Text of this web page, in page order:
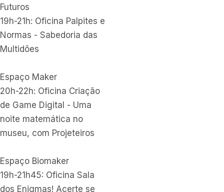
Futuros
19h-21h: Oficina Palpites e
Normas - Sabedoria das
Multidões
Espaço Maker
20h-22h: Oficina Criação
de Game Digital - Uma
noite matemática no
museu, com Projeteiros
Espaço Biomaker
19h-21h45: Oficina Sala
dos Enigmas! Acerte se